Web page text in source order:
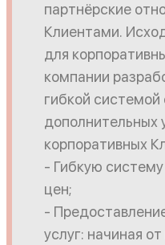
партнёрские
Клиентами.
для
компании
гибкой
дополнительных
корпоративных
- Гибкую
цен;
-
услуг: начиная